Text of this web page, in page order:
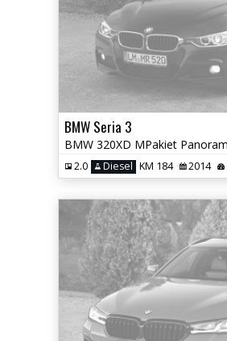
BMW Seria 3
2.0 Diesel KM 184 2014